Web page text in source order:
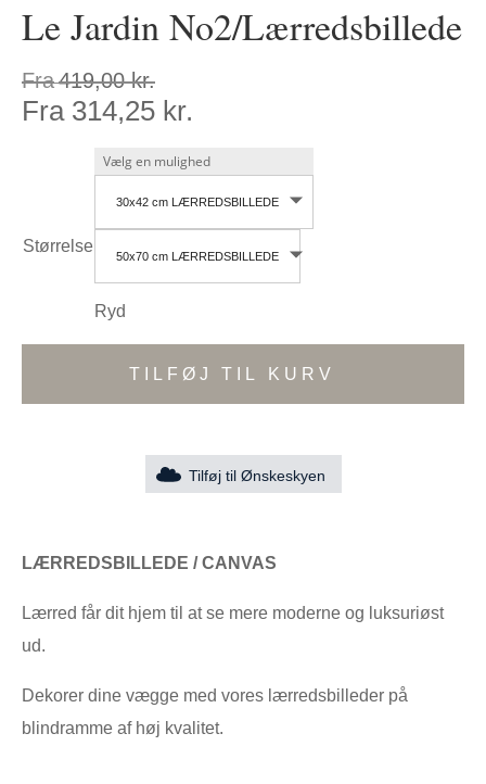
Le Jardin No2/Lærredsbillede
Fra419,00kr.
Fra 314,25 kr.
Størrelse
30x42 cm LÆRREDSBILLEDE
50x70 cm LÆRREDSBILLEDE
Ryd
TILFØJ TIL KURV
Tilføj til Ønskeskyen
LÆRREDSBILLEDE / CANVAS
Lærred får dit hjem til at se mere moderne og luksuriøst
ud.
Dekorer dine vægge med vores lærredsbilleder på
blindramme af høj kvalitet.